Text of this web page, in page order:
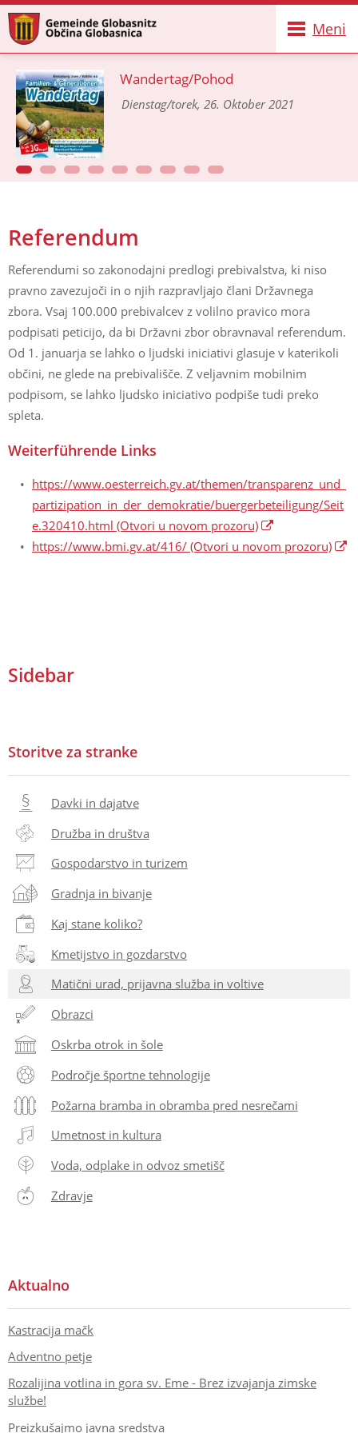
Meni
Wandertag/Pohod
Dienstag/torek, 26. Oktober 2021
Referendum
Referendumi so zakonodajni predlogi prebivalstva, ki niso
pravno zavezujoči in o njih razpravljajo člani Državnega
zbora. Vsaj 100.000 prebivalcev z volilno pravico mora
podpisati peticijo, da bi Državni zbor obravnaval referendum.
Od 1. januarja se lahko o ljudski iniciativi glasuje v katerikoli
občini, ne glede na prebivališče. Z veljavnim mobilnim
podpisom, se lahko ljudsko iniciativo podpiše tudi preko
spleta.
Weiterführende Links
https://www.oesterreich.gv.at/themen/transparenz_und_
partizipation_in_der_demokratie/buergerbeteiligung/Seit
e.320410.html (Otvori u novom prozoru)
https://www.bmi.gv.at/416/ (Otvori u novom prozoru)
Sidebar
Storitve za stranke
Davki in dajatve
Družba in društva
Gospodarstvo in turizem
Gradnja in bivanje
Kaj stane koliko?
Kmetijstvo in gozdarstvo
Matični urad, prijavna služba in voltive
Obrazci
Oskrba otrok in šole
Področje športne tehnologije
Požarna bramba in obramba pred nesrečami
Umetnost in kultura
Voda, odplake in odvoz smetišč
Zdravje
Aktualno
Kastracija mačk
Adventno petje
Rozalijina votlina in gora sv. Eme - Brez izvajanja zimske
službe!
Preizkušajmo javna sredstva